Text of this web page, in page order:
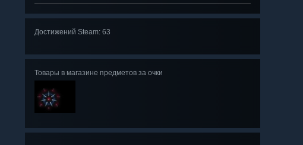
Достижений Steam: 63
Товары в магазине предметов за очки